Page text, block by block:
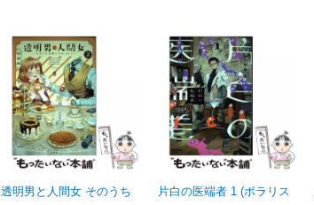
透明男と人間女 そのうち
片白の医端者 1 (ポラリス